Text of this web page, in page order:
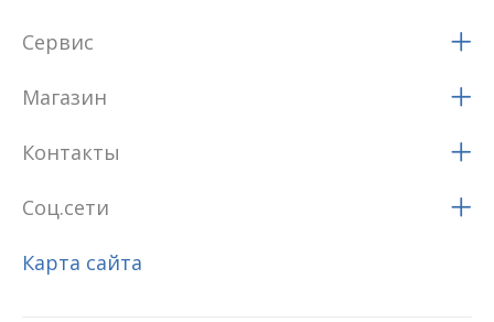
Сервис
Магазин
Контакты
Соц.сети
Карта сайта